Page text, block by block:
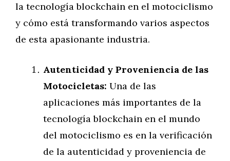
la tecnología blockchain en el motociclismo
y cómo está transformando varios aspectos
de esta apasionante industria.
Autenticidad y Proveniencia de las
Motocicletas: Una de las
aplicaciones más importantes de la
tecnología blockchain en el mundo
del motociclismo es en la verificación
de la autenticidad y proveniencia de